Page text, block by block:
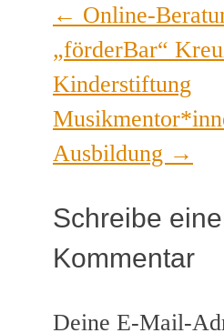
← Online-
„förderBar“
Kinderstiftung
Ausbildung →
Schreibe
Kommentar
Deine E-Mail-